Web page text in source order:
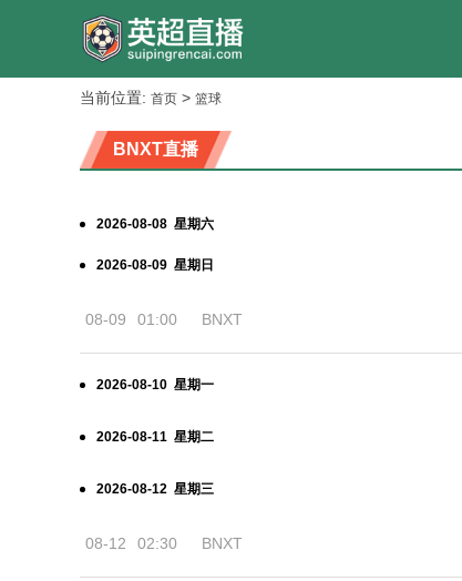
当前位置: 首页 > 篮球
BNXT直播
2026-08-08 星期六
2026-08-09 星期日
08-09 01:00 BNXT
2026-08-10 星期一
2026-08-11 星期二
2026-08-12 星期三
08-12 02:30 BNXT